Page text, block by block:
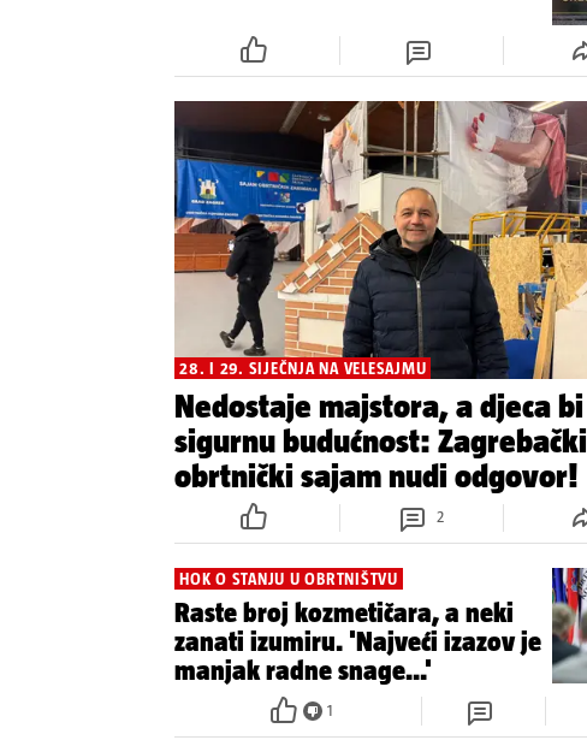
28. I 29. SIJEČNJA NA VELESAJMU
Nedostaje majstora, a djeca bi
sigurnu budućnost: Zagrebački
obrtnički sajam nudi odgovor!
2
HOK O STANJU U OBRTNIŠTVU
Raste broj kozmetičara, a neki
zanati izumiru. 'Najveći izazov je
manjak radne snage...'
1